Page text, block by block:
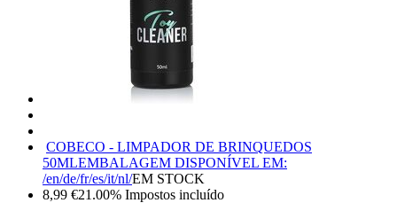
COBECO - LIMPADOR DE BRINQUEDOS
50MLEMBALAGEM DISPONÍVEL EM:
/en/de/fr/es/it/nl/EM STOCK
8,99 €21.00% Impostos incluído